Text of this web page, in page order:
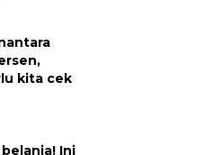
kita cek
Ini